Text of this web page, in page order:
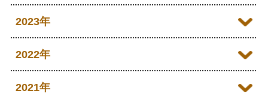
2026年05月
2026年03月
2026年02月
2025年10月
2025年08月
2024年12月
2024年10月
2023年
2023年12月
2022年
2022年12月
2021年